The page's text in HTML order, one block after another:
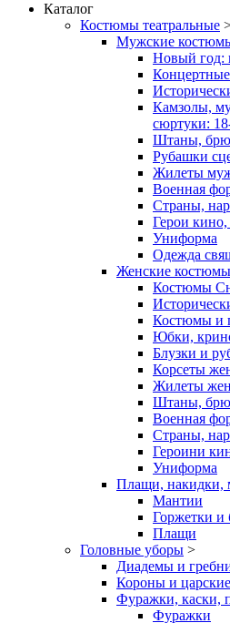
Каталог
Костюмы театральные
Мужские
Новый год:
Камзолы,
сюртуки:
Штаны,
Рубашки
Жилеты
Военная
Страны,
Герои кино,
Униформа
Одежда
Женские костюмы
Костюмы
Костюмы и
Юбки,
Блузки и
Корсеты
Жилеты
Штаны,
Военная
Страны,
Героини
Униформа
Плащи, накидки,
Мантии
Горжетки и
Плащи
Головные уборы >
Диадемы и
Короны и
Фуражки, каски,
Фуражки